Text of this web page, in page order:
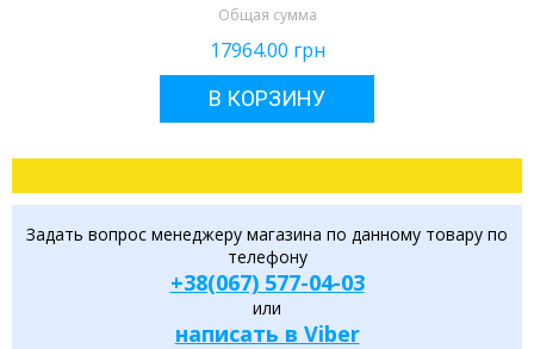
Общая сумма
17964.00 грн
В КОРЗИНУ
Задать вопрос менеджеру магазина по данному товару по
телефону
+38(067) 577-04-03
или
написать в Viber